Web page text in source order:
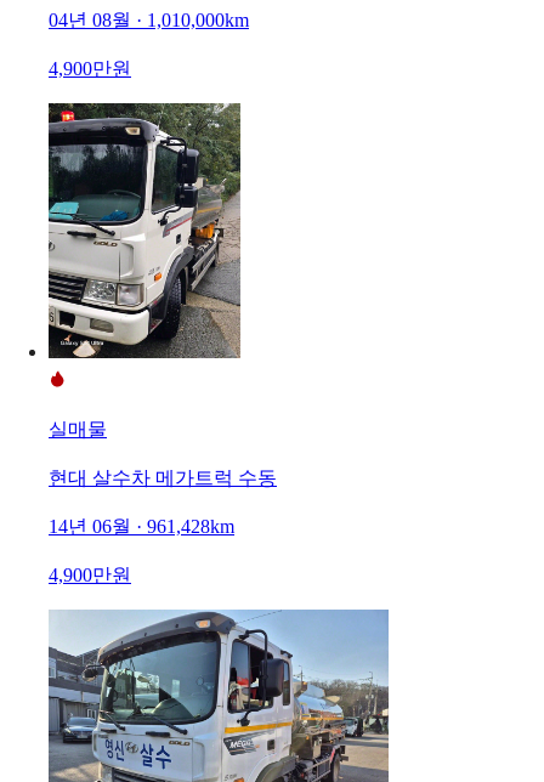
04년 08월 · 1,010,000km
4,900만원
실매물
현대 살수차 메가트럭 수동
14년 06월 · 961,428km
4,900만원